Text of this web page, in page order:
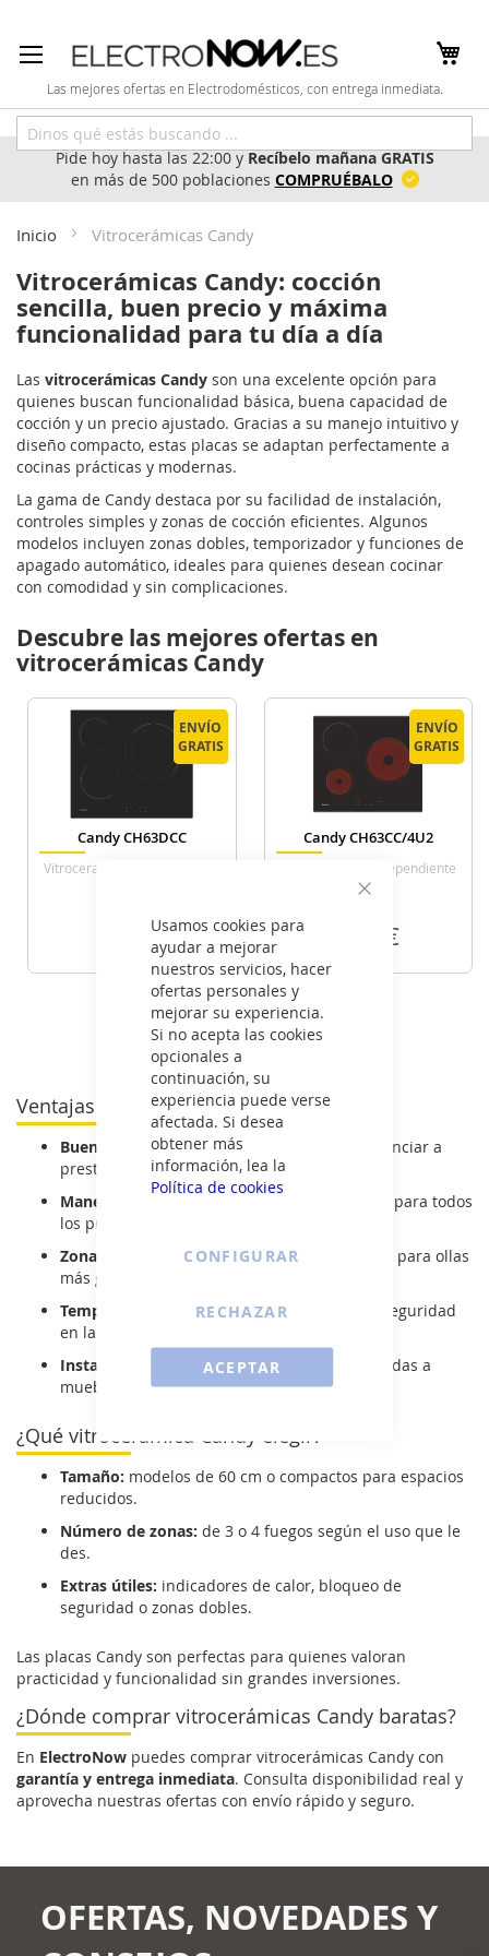
Usamos cookies para
ayudar a mejorar
nuestros servicios, hacer
ofertas personales y
mejorar su experiencia.
Si no acepta las cookies
opcionales a
continuación, su
experiencia puede verse
afectada. Si desea
obtener más
información, lea la
Política de cookies
ACEPTAR
CONFIGURAR
RECHAZAR
al
contenido
Las mejores ofertas en Electrodomésticos, con entrega inmediata.
Pide hoy hasta las 22:00 yRecíbelo mañana GRATIS
en más de 500 poblaciones COMPRUÉBALO
Inicio Vitrocerámicas Candy
Vitrocerámicas Candy: cocción
sencilla, buen precio y máxima
funcionalidad para tu día a día
Las vitrocerámicas Candy son una excelente opción para
quienes buscan funcionalidad básica, buena capacidad de
cocción y un precio ajustado. Gracias a su manejo intuitivo y
diseño compacto, estas placas se adaptan perfectamente a
cocinas prácticas y modernas.
La gama de Candy destaca por su facilidad de instalación,
controles simples y zonas de cocción eficientes. Algunos
modelos incluyen zonas dobles, temporizador y funciones de
apagado automático, ideales para quienes desean cocinar
con comodidad y sin complicaciones.
Descubre las mejores ofertas en
vitrocerámicas Candy
ENVÍO
GRATIS
ENVÍO
GRATIS
Candy CH63DCC
Vitroceramica Independiente
VER DETALLE
129
€
ENVÍO
GRATIS
ENVÍO
GRATIS
Candy CH63CC/4U2
Vitroceramica Independiente
Radiantes 3 Zonas Coccion
129€
Ver todas las vitrocerámicas >
Ventajas de las vitrocerámicas Candy
Buen precio:soluciones económicas sin renunciar a
prestaciones clave.
Manejo sencillo:
controles táctiles accesibles para todos
los públicos.
Zonas dobles o ampliables: según el modelo, para ollas
más grandes.
Temporizador y apagado automático:
más seguridad
en la cocina.
Instalación fácil:
placas ligeras y bien adaptadas a
muebles estándar.
¿Qué vitrocerámica Candy elegir?
Tamaño: modelos de 60 cm o compactos para espacios
reducidos.
Número de zonas: de 3 o 4 fuegos según el uso que le
des.
Extras útiles: indicadores de calor, bloqueo de
seguridad o zonas dobles.
Las placas Candy son perfectas para quienes valoran
practicidad y funcionalidad sin grandes inversiones.
¿Dónde comprar vitrocerámicas Candy baratas?
En ElectroNow puedes comprar vitrocerámicas Candy con
garantía y entrega inmediata. Consulta disponibilidad real y
aprovecha nuestras ofertas con envío rápido y seguro.
OFERTAS, NOVEDADES Y